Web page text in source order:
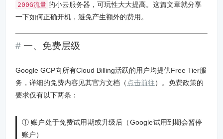
200G流量 的小云服务器，可玩性大大提高。这篇文章就分享
一下如何正确开机，避免产生额外的费用。
一、免费层级
Google GCP向所有Cloud Billing活跃的用户均提供Free Tier服
务，详细的免费内容见其官方文档（ 点击前往）。免费政策的
要求仅有以下两条：
① 账户处于免费试用期或升级后（Google试用到期会暂停
账户）